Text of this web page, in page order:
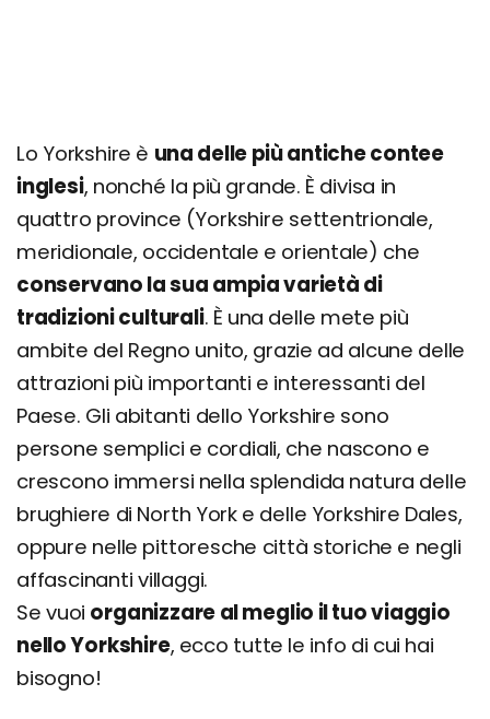
Quando andare? Info su clima e periodo
migliore
Quanto costa una vacanza nello Yorkshire?
Prezzi, offerte e consigli
Lo Yorkshire è una delle più antiche contee
inglesi, nonché la più grande. È divisa in
quattro province (Yorkshire settentrionale,
meridionale, occidentale e orientale) che
conservano la sua ampia varietà di
tradizioni culturali. È una delle mete più
ambite del Regno unito, grazie ad alcune delle
attrazioni più importanti e interessanti del
Paese. Gli abitanti dello Yorkshire sono
persone semplici e cordiali, che nascono e
crescono immersi nella splendida natura delle
brughiere di North York e delle Yorkshire Dales,
oppure nelle pittoresche città storiche e negli
affascinanti villaggi.
Se vuoi organizzare al meglio il tuo viaggio
nello Yorkshire, ecco tutte le info di cui hai
bisogno!